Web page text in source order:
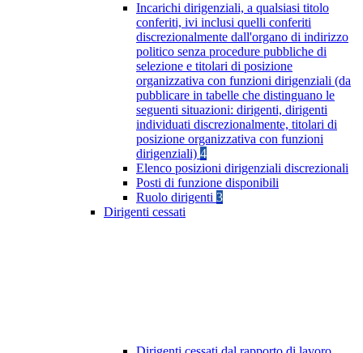
Incarichi dirigenziali, a qualsiasi titolo
conferiti, ivi inclusi quelli conferiti
discrezionalmente dall'organo di indirizzo
politico senza procedure pubbliche di
selezione e titolari di posizione
organizzativa con funzioni dirigenziali (da
pubblicare in tabelle che distinguano le
seguenti situazioni: dirigenti, dirigenti
individuati discrezionalmente, titolari di
posizione organizzativa con funzioni
dirigenziali) 4
Elenco posizioni dirigenziali discrezionali
Posti di funzione disponibili
Ruolo dirigenti 3
Dirigenti cessati